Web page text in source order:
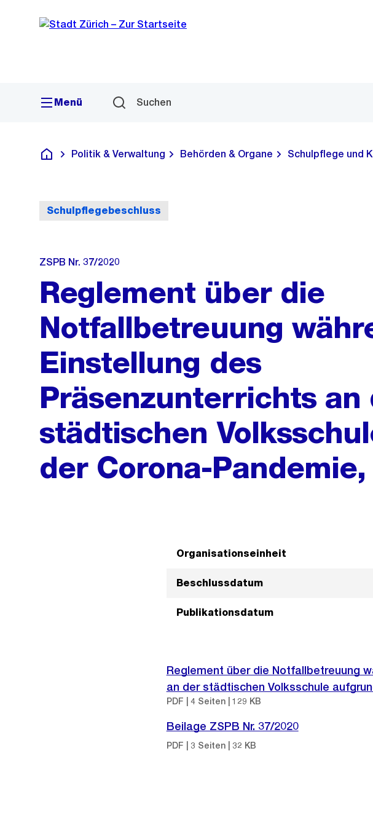
Navigation
Sprunglink
Menü Suchen
Deutsch
Politik & Verwaltung Behörden & Organe Schulpflege und
Schulpflegebeschluss
ZSPB Nr. 37/2020
Reglement über die
Notfallbetreuung
Einstellung des
Präsenzunterrichts an
städtischen
der Corona-
Organisationseinheit
Beschlussdatum
Publikationsdatum
Reglement über die Notfallbetreuung
an der städtischen Volksschule
PDF | 4 Seiten | 129 KB
Beilage ZSPB Nr. 37/2020
PDF | 3 Seiten | 32 KB